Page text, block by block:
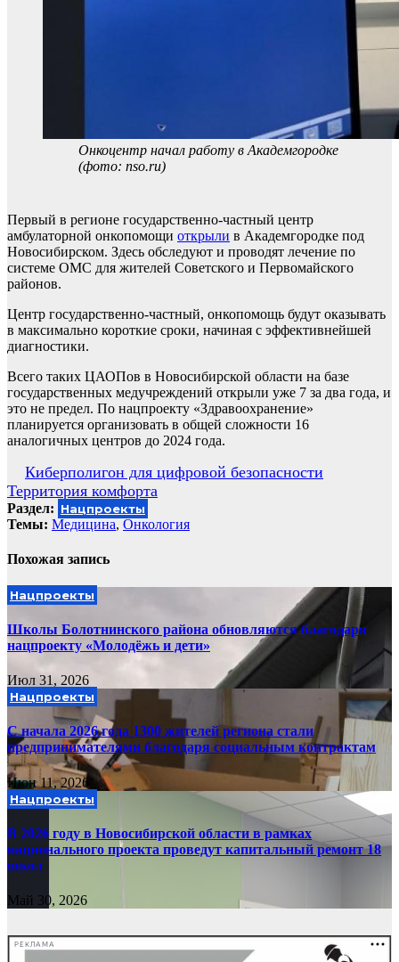
Онкоцентр начал работу в Академгородке
(фото: nso.ru)
Первый в регионе государственно-частный центр
амбулаторной онкопомощи открыли в Академгородке под
Новосибирском. Здесь обследуют и проводят лечение по
системе ОМС для жителей Советского и Первомайского
районов.
Центр государственно-частный, онкопомощь будут оказывать
в максимально короткие сроки, начиная с эффективнейшей
диагностики.
Всего таких ЦАОПов в Новосибирской области на базе
государственных медучреждений открыли уже 7 за два года, и
это не предел. По нацпроекту «Здравоохранение»
планируется организовать в общей сложности 16
аналогичных центров до 2024 года.
Навигация
по
записям
Киберполигон для цифровой безопасности
Территория комфорта
Раздел: Нацпроекты
Темы: Медицина, Онкология
Похожая запись
Нацпроекты
Школы Болотнинского района обновляются благодаря
нацпроекту «Молодёжь и дети»
Июл 31, 2026
Нацпроекты
С начала 2026 года 1300 жителей региона стали
предпринимателями благодаря социальным контрактам
Июн 11, 2026
Нацпроекты
В 2026 году в Новосибирской области в рамках
национального проекта проведут капитальный ремонт 18
школ
Май 30, 2026
РЕКЛАМА